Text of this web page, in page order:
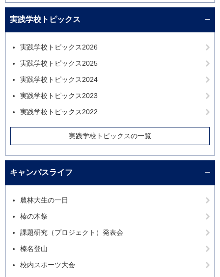
実践学校トピックス
実践学校トピックス2026
実践学校トピックス2025
実践学校トピックス2024
実践学校トピックス2023
実践学校トピックス2022
実践学校トピックスの一覧
キャンパスライフ
農林大生の一日
榛の木祭
課題研究（プロジェクト）発表会
榛名登山
校内スポーツ大会